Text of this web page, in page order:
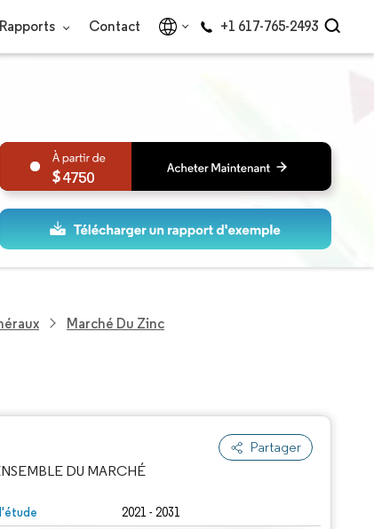
Rapports Contact +1 617-765-2493
4750
Marché Du Zinc
Partager
DU MARCHÉ
2021 - 2031